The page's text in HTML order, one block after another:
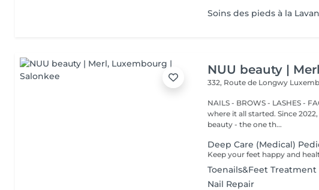
Soins des pieds à la
NUU beauty | Merl
332, Route de Longwy
NAILS - BROWS - LASHES -
where it all started. Since
beauty - the one th...
Deep Care (Medical)
Toenails&Feet Treatment
Nail Repair